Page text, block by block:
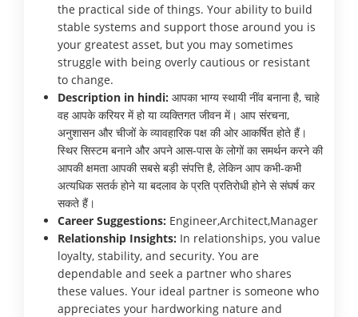
the practical side of things. Your ability to build
stable systems and support those around you is
your greatest asset, but you may sometimes
struggle with being overly cautious or resistant
to change.
Description in hindi: आपका भाग्य स्थायी नींव बनाना है, चाहे
वह आपके करियर में हो या व्यक्तिगत जीवन में। आप संरचना,
अनुशासन और चीजों के व्यावहारिक पक्ष की ओर आकर्षित होते हैं।
स्थिर सिस्टम बनाने और अपने आस-पास के लोगों का समर्थन करने की
आपकी क्षमता आपकी सबसे बड़ी संपत्ति है, लेकिन आप कभी-कभी
अत्यधिक सतर्क होने या बदलाव के प्रति प्रतिरोधी होने से संघर्ष कर
सकते हैं।
Career Suggestions: Engineer,Architect,Manager
Relationship Insights: In relationships, you value
loyalty, stability, and security. You are
dependable and seek a partner who shares
these values. Your ideal partner is someone who
appreciates your hardworking nature and